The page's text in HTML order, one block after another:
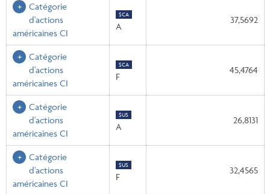
Catégorie
d'actions
américaines CI
$CA
A
37,5692
Catégorie
d'actions
américaines CI
$CA
F
45,4764
Catégorie
d'actions
américaines CI
$US
A
26,8131
Catégorie
d'actions
américaines CI
$US
F
32,4565